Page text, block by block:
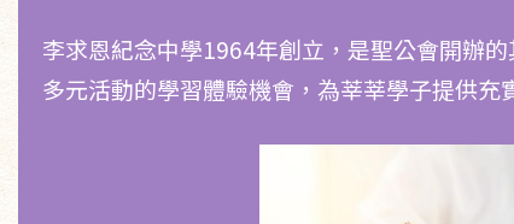
李求恩紀念中學1964年創立，是聖公會開辦
多元活動的學習體驗機會，為莘莘學子提供充
求恩學生在文憑試中不